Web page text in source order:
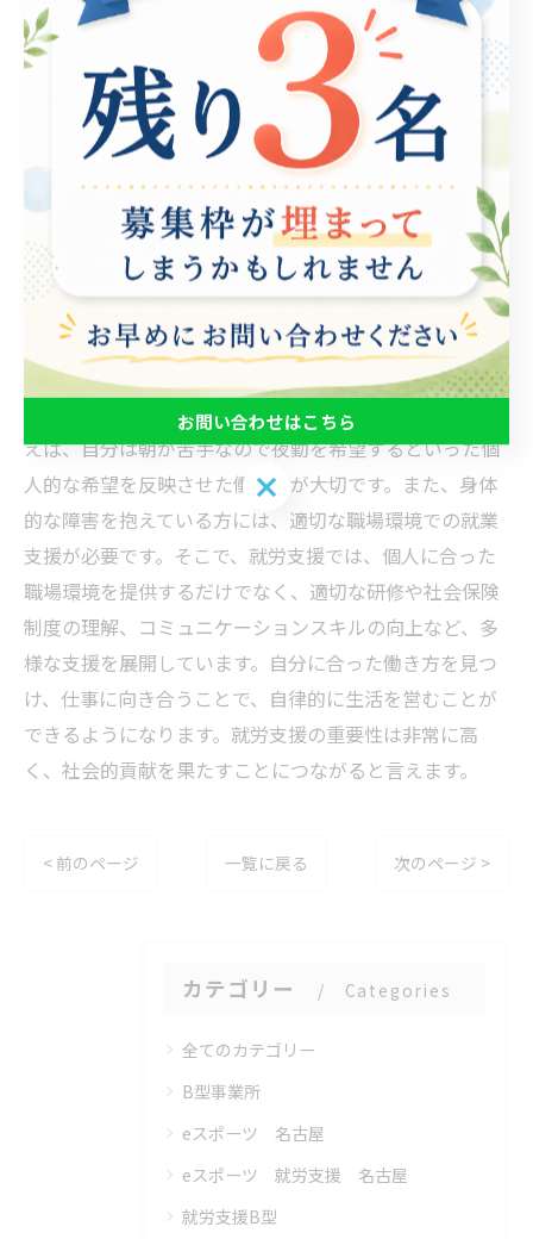
企業のパートナーシップを強化するためには、就労支援
のプロフェッショナルたちは、積極的に企業とのネット
ワークを作り上げ、協力関係を築くことが大切です。企
業が社会的により貢献できるよう、自らがリードしてい
く姿勢が求められます。
自分に合った働き方
自分に合った働き方を見つけることは、就労支援の重要
なテーマです。一人ひとりのニーズや特性を考慮し、適
切な職種や労働環境を提供することが求められます。例
えば、自分は朝が苦手なので夜勤を希望するといった個
人的な希望を反映させた働き方が大切です。また、身体
的な障害を抱えている方には、適切な職場環境での就業
支援が必要です。そこで、就労支援では、個人に合った
職場環境を提供するだけでなく、適切な研修や社会保険
制度の理解、コミュニケーションスキルの向上など、多
様な支援を展開しています。自分に合った働き方を見つ
け、仕事に向き合うことで、自律的に生活を営むことが
できるようになります。就労支援の重要性は非常に高
く、社会的貢献を果たすことにつながると言えます。
< 前のページ 一覧に戻る 次のページ >
カテゴリー Categories
全てのカテゴリー
B型事業所
eスポーツ 名古屋
eスポーツ 就労支援 名古屋
就労支援B型
お問い合わせはこちら
お問い合わせはこちら